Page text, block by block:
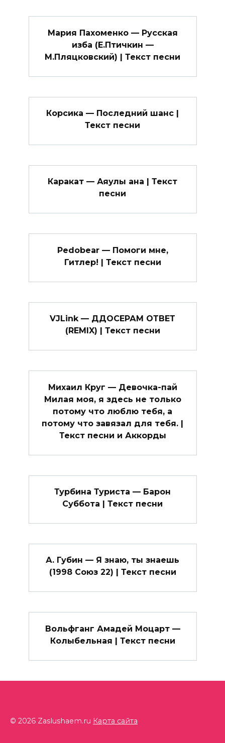
Мария Пахоменко — Русская
изба (Е.Птичкин —
М.Пляцковский) | Текст песни
Корсика — Последний шанс |
Текст песни
Каракат — Аяулы ана | Текст
песни
Pedobear — Помоги мне,
Гитлер! | Текст песни
VJLink — ДДОСЕРАМ ОТВЕТ
(REMIX) | Текст песни
Михаил Круг — Девочка-пай
Милая моя, я здесь не только
потому что люблю тебя, а
потому что завязал для тебя. |
Текст песни и Аккорды
Турбина Туриста — Барон
Суббота | Текст песни
А. Губин — Я знаю, ты знаешь
(1998 Союз 22) | Текст песни
Вольфганг Амадей Моцарт —
Колыбельная | Текст песни
© 2026 Zaslushaem.ru Карта сайта